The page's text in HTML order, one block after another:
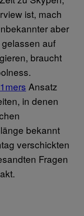
ist, mach
aber
auf
braucht
Ansatz
in denen
bekannt
verschickten
Fragen